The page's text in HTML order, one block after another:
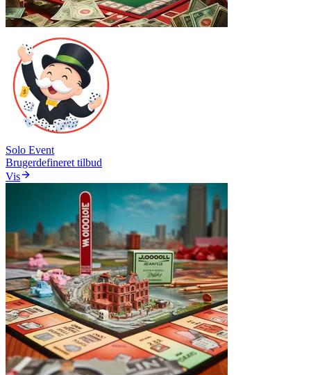
Solo Event
Brugerdefineret tilbud
Vis